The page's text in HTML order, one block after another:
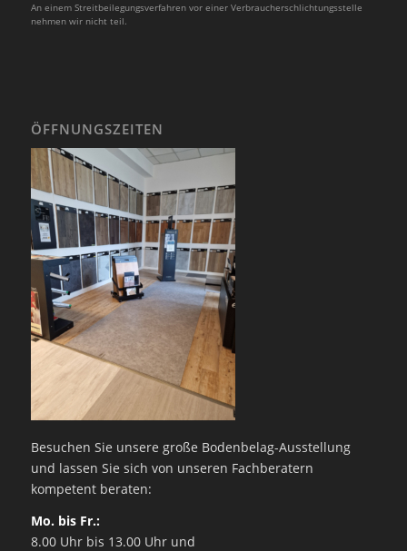
An einem Streitbeilegungsverfahren vor einer Verbraucherschlichtungsstelle
nehmen wir nicht teil.
ÖFFNUNGSZEITEN
Besuchen Sie unsere große Bodenbelag-Ausstellung
und lassen Sie sich von unseren Fachberatern
kompetent beraten:
Mo. bis Fr.:
8.00 Uhr bis 13.00 Uhr und